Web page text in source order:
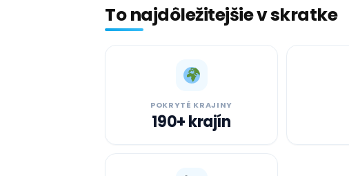
To najdôležitejšie v skratke
POKRYTÉ KRAJINY
190+ krajín